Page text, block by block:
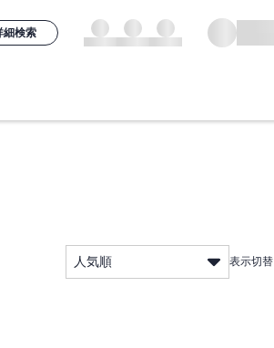
細検索
人気順 表示切替